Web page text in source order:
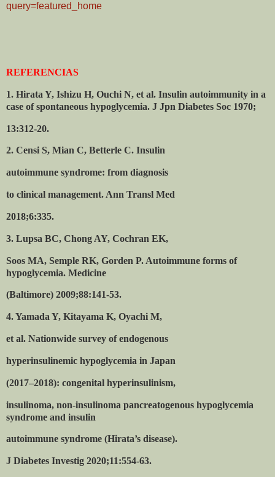
query=featured_home
REFERENCIAS
1. Hirata Y, Ishizu H, Ouchi N, et al. Insulin autoimmunity in a
case of spontaneous hypoglycemia. J Jpn Diabetes Soc 1970;
13:312-20.
2. Censi S, Mian C, Betterle C. Insulin
autoimmune syndrome: from diagnosis
to clinical management. Ann Transl Med
2018;6:335.
3. Lupsa BC, Chong AY, Cochran EK,
Soos MA, Semple RK, Gorden P. Autoimmune forms of
hypoglycemia. Medicine
(Baltimore) 2009;88:141-53.
4. Yamada Y, Kitayama K, Oyachi M,
et al. Nationwide survey of endogenous
hyperinsulinemic hypoglycemia in Japan
(2017–2018): congenital hyperinsulinism,
insulinoma, non-insulinoma pancreatogenous hypoglycemia
syndrome and insulin
autoimmune syndrome (Hirata’s disease).
J Diabetes Investig 2020;11:554-63.